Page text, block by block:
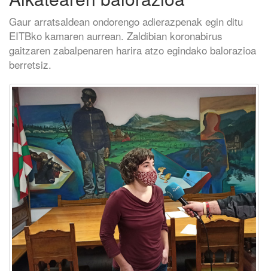
Gaur arratsaldean ondorengo adierazpenak egin ditu
EITBko kamaren aurrean. Zaldibian koronabirus
gaitzaren zabalpenaren harira atzo egindako balorazioa
berretsiz.